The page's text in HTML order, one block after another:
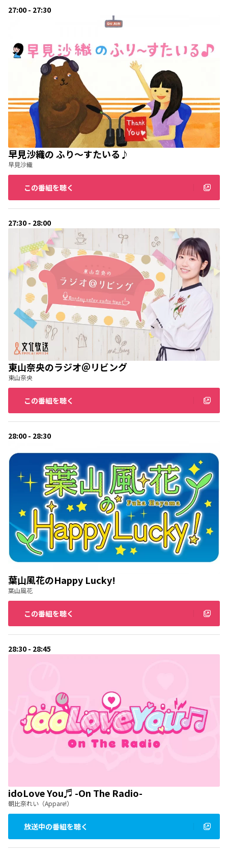
27:00 - 27:30
早見沙織の ふり～すたいる♪
早見沙織
この番組を聴く
27:30 - 28:00
東山奈央のラジオ＠リビング
東山奈央
この番組を聴く
28:00 - 28:30
葉山風花のHappy Lucky!
葉山風花
この番組を聴く
28:30 - 28:45
idoLove You♬ -On The Radio-
朝比奈れい（Appare!）
放送中の番組を聴く